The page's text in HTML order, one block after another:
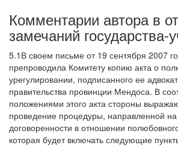
Комментарии автора в
замечаний государства-
5.1В своем письме от 19 сентября 2007
препроводила Комитету копию акта о
урегулировании, подписанного ее
правительства провинции Мендоса. В
положениями этого акта стороны
проведение процедуры, направленной
договоренности в отношении
которая будет включать следующие